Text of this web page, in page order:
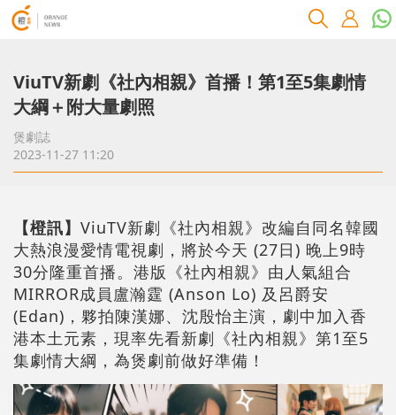
ViuTV新劇《社內相親》首播！第1至5集劇情
大綱＋附大量劇照
煲劇誌
2023-11-27 11:20
【橙訊】 ViuTV新劇《社內相親》改編自同名韓國
大熱浪漫愛情電視劇，將於今天 (27日) 晚上9時
30分隆重首播。港版《社內相親》由人氣組合
MIRROR成員盧瀚霆 (Anson Lo) 及呂爵安
(Edan)，夥拍陳漢娜、沈殷怡主演，劇中加入香
港本土元素，現率先看新劇《社內相親》第1至5
集劇情大綱，為煲劇前做好準備！